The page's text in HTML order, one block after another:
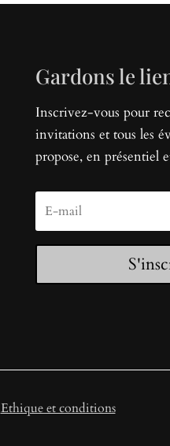
Gardons le
Inscrivez-vous pour
invitations et tous les
propose, en présentiel
Ethique et conditions